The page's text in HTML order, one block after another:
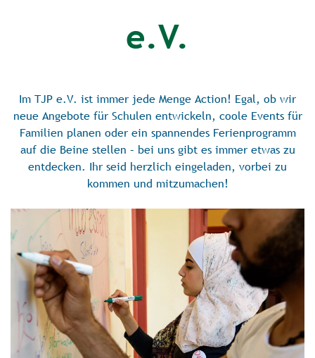
e.V.
Im TJP e.V. ist immer jede Menge Action! Egal, ob wir
neue Angebote für Schulen entwickeln, coole Events für
Familien planen oder ein spannendes Ferienprogramm
auf die Beine stellen – bei uns gibt es immer etwas zu
entdecken. Ihr seid herzlich eingeladen, vorbei zu
kommen und mitzumachen!